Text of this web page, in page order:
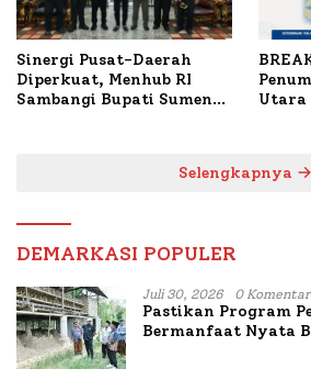
Sinergi Pusat-Daerah
Diperkuat, Menhub RI
Sambangi Bupati Sumenep
Utara
Selengkapnya
DEMARKASI POPULER
Juli 30, 2026 0 Komentar
Pastikan Program
Bermanfaat Nyata